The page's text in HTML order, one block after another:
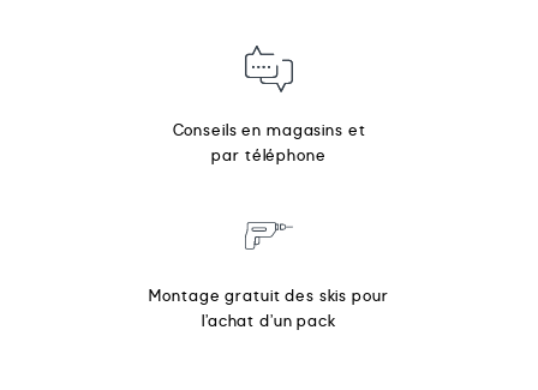
Conseils en magasins et
par téléphone
Montage gratuit des skis pour
l’achat d’un pack